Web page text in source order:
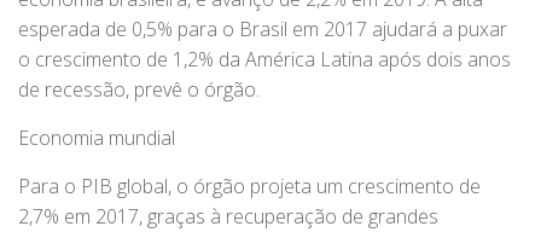
esperada de 0,5% para o Brasil em 2017 ajudará a puxar
o crescimento de 1,2% da América Latina após dois anos
de recessão, prevê o órgão.
Economia mundial
Para o PIB global, o órgão projeta um crescimento de
2,7% em 2017, graças à recuperação de grandes